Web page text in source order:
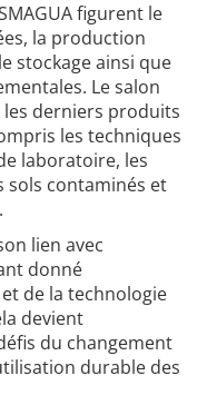
figurent le
la production
stockage ainsi que
Le salon
derniers produits
les techniques
laboratoire, les
contaminés et
lien avec
donné
de la technologie
devient
du changement
durable des